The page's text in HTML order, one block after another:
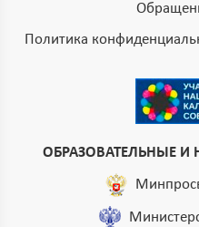
Политика
ОБРАЗОВАТЕЛЬНЫЕ И